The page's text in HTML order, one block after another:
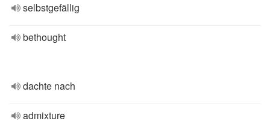
selbstgefällig
bethought
dachte nach
admixture